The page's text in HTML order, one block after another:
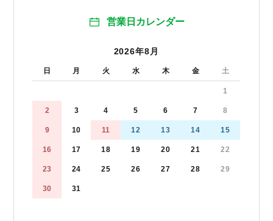
営業日カレンダー
2026年8月
日 月 火 水 木 金 土
1
2 3 4 5 6 7 8
9 10 11 12 13 14 15
16 17 18 19 20 21 22
23 24 25 26 27 28 29
30 31